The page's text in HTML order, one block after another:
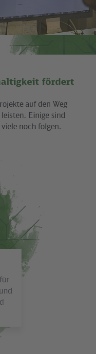
fördert
auf den Weg
leisten. Einige sind
noch folgen.